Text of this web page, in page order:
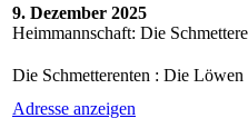
9. Dezember 2025
Heimmannschaft: Die
Die Schmetterenten : Die Löwen
Adresse anzeigen